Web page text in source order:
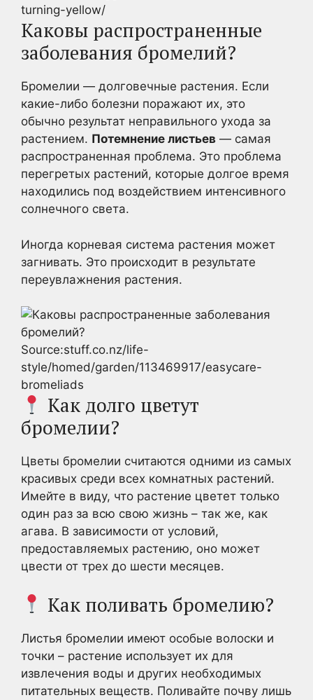
turning-yellow/
Каковы распространенные
заболевания бромелий?
Бромелии — долговечные растения. Если
какие-либо болезни поражают их, это
обычно результат неправильного ухода за
растением. Потемнение листьев — самая
распространенная проблема. Это проблема
перегретых растений, которые долгое время
находились под воздействием интенсивного
солнечного света.
Иногда корневая система растения может
загнивать. Это происходит в результате
переувлажнения растения.
Source:stuff.co.nz/life-
style/homed/garden/113469917/easycare-
bromeliads
Как долго цветут
бромелии?
Цветы бромелии считаются одними из самых
красивых среди всех комнатных растений.
Имейте в виду, что растение цветет только
один раз за всю свою жизнь – так же, как
агава. В зависимости от условий,
предоставляемых растению, оно может
цвести от трех до шести месяцев.
Как поливать бромелию?
Листья бромелии имеют особые волоски и
точки – растение использует их для
извлечения воды и других необходимых
питательных веществ. Поливайте почву лишь